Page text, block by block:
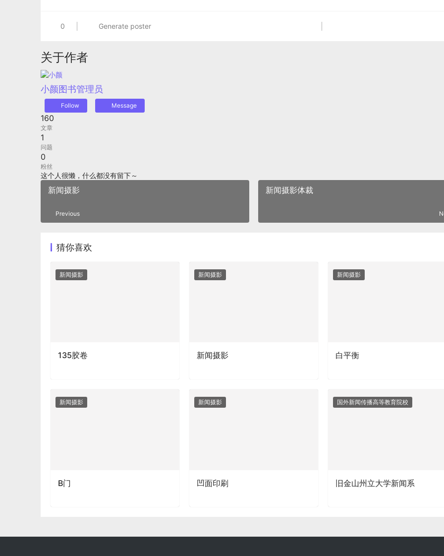
0 Generate poster
关于作者
小颜图书管理员
Follow Message
160
文章
1
问题
0
粉丝
这个人很懒，什么都没有留下～
新闻摄影
Previous
新闻摄影体裁
猜你喜欢
新闻摄影
135胶卷
新闻摄影
新闻摄影
新闻摄影
白平衡
新闻摄影
B门
新闻摄影
凹面印刷
国外新闻传播高等教育院校
旧金山州立大学新闻系